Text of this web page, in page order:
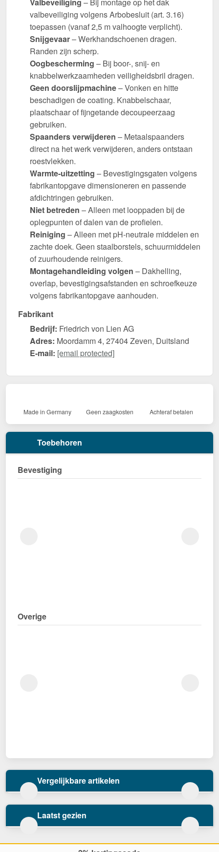
valbeveiliging volgens Arbobesluit (art. 3.16)
toepassen (vanaf 2,5 m valhoogte verplicht).
Snijgevaar– Werkhandschoenen dragen.
Randen zijn scherp.
Oogbescherming – Bij boor-, snij- en
knabbelwerkzaamheden veiligheidsbril dragen.
Geen doorslijpmachine– Vonken en hitte
beschadigen de coating. Knabbelschaar,
plaatschaar of fijngetande decoupeerzaag
gebruiken.
Spaanders verwijderen – Metaalspaanders
direct na het werk verwijderen, anders ontstaan
roestvlekken.
Warmte-uitzetting – Bevestigingsgaten volgens
fabrikantopgave dimensioneren en passende
afdichtringen gebruiken.
Niet betreden – Alleen met looppaden bij de
oplegpunten of dalen van de profielen.
Reiniging – Alleen met pH-neutrale middelen en
zachte doek. Geen staalborstels, schuurmiddelen
of zuurhoudende reinigers.
Montagehandleiding volgen – Dakhelling,
overlap, bevestigingsafstanden en schroefkeuze
volgens fabrikantopgave aanhouden.
Fabrikant
Bedrijf: Friedrich von Lien AG
Adres: Moordamm 4, 27404 Zeven, Duitsland
E-mail: [email protected]
Made in Germany Geen zaagkosten Achteraf betalen
Toebehoren
Bevestiging
Overige
Vergelijkbare artikelen
Laatst gezien